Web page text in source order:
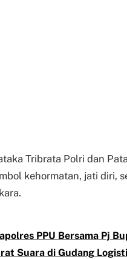
Tribrata Polri dan
kehormatan, jati diri,
PPU Bersama Pj
Suara di Gudang